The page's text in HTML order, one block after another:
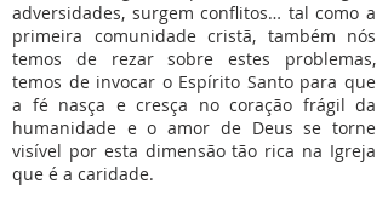
adversidades, surgem conflitos… tal como a
primeira comunidade cristã, também nós
temos de rezar sobre estes problemas,
temos de invocar o Espírito Santo para que
a fé nasça e cresça no coração frágil da
humanidade e o amor de Deus se torne
visível por esta dimensão tão rica na Igreja
que é a caridade.